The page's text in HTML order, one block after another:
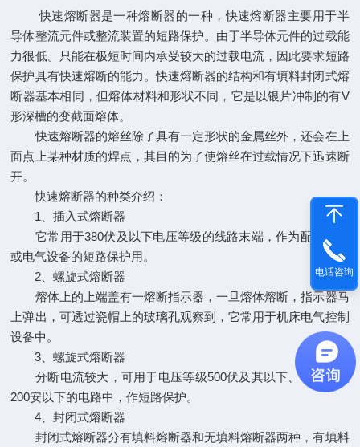
快速熔断器是一种熔断器的一种，快速熔断器主要用于半
导体整流元件或整流装置的短路保护。由于半导体元件的过载能
力很低。只能在极短时间内承受较大的过载电流，因此要求短路
保护具有快速熔断的能力。快速熔断器的结构和有填料封闭式熔
断器基本相同，但熔体材料和形状不同，它是以银片冲制的有V
形深槽的变截面熔体。
快速熔断器的熔丝除了具有一定形状的金属丝外，还会在上
面点上某种材质的焊点，其目的为了使熔丝在过载情况下迅速断
开。
快速熔断器的种类介绍：
1、插入式熔断器
它常用于380伏及以下电压等级的线路末端，作为配电支线
或电气设备的短路保护用。
2、螺旋式熔断器
熔体上的上端盖有一熔断指示器，一旦熔体熔断，指示器马
上弹出，可透过瓷帽上的玻璃孔观察到，它常用于机床电气控制
设备中。
3、螺旋式熔断器
分断电流较大，可用于电压等级500伏及其以下、电流等级
200安以下的电路中，作短路保护。
4、封闭式熔断器
封闭式熔断器分有填料熔断器和无填料熔断器两种，有填料
电话咨询